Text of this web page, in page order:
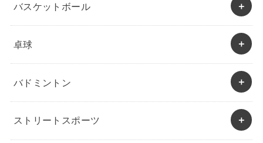
バスケットボール
卓球
バドミントン
ストリートスポーツ